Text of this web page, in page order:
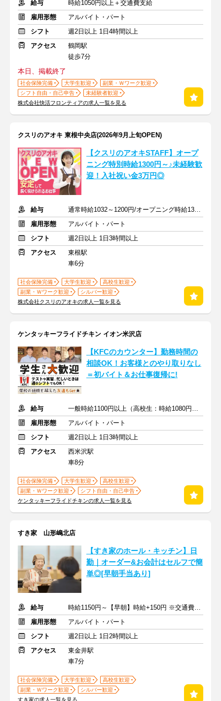
給与
時給1050円以上＋交通費支給
雇用形態
アルバイト・パート
シフト
週2日以上 1日4時間以上
アクセス
鶴岡駅
徒歩7分
本日、掲載終了
社会保険完備 大学生歓迎
副業・Ｗワーク歓迎
シフト自由・自己申告
未経験者歓迎
株式会社快活フロンティアの求人一覧を見る
クスリのアオキ 東根中央店(2026年9月上旬OPEN)
【クスリのアオキSTAFF】オープ
ニング特別時給1300円～♪未経験歓
迎！入社祝い金3万円◎
給与
通常時給1032～1200円/オープニング時給1300～1400円
雇用形態
アルバイト・パート
シフト
週2日以上 1日3時間以上
アクセス
東根駅
車6分
社会保険完備 大学生歓迎
高校生歓迎
副業・Ｗワーク歓迎
シルバー歓迎
株式会社クスリのアオキの求人一覧を見る
ケンタッキーフライドチキン イオン米沢店
【KFCのカウンター】勤務時間の
相談OK！お客様とのやり取りなし
＝初バイト＆お仕事復帰に!
給与
一般時給1100円以上（高校生：時給1080円）+ガソリン代支給
雇用形態
アルバイト・パート
シフト
週2日以上 1日3時間以上
アクセス
西米沢駅
車8分
社会保険完備 大学生歓迎
高校生歓迎
副業・Ｗワーク歓迎
シフト自由・自己申告
ケンタッキーフライドチキンの求人一覧を見る
すき家 山形嶋北店
【すき家のホール・キッチン】日
勤｜オーダー&お会計はセルフで簡
単◎[早朝手当あり]
給与
時給1150円～【早朝】時給+150円 ※交通費支給
雇用形態
アルバイト・パート
シフト
週2日以上 1日2時間以上
アクセス
東金井駅
車7分
社会保険完備 大学生歓迎
高校生歓迎
副業・Ｗワーク歓迎
シルバー歓迎
すき家の求人一覧を見る